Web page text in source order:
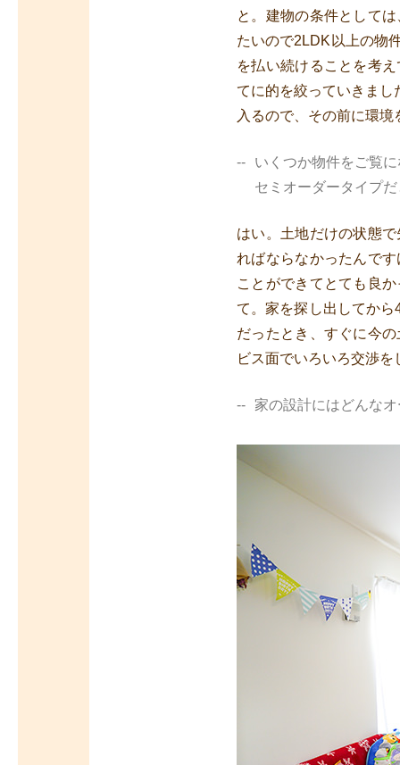
と。建物の条件として
たいので2LDK以上の物
を払い続けることを考
てに的を絞っていきま
入るので、その前に環
いくつか物件をご覧
セミオーダータイプ
はい。土地だけの状態
ればならなかったんで
ことができてとても良
て。家を探し出してか
だったとき、すぐに今
ビス面でいろいろ交渉
家の設計にはどんな